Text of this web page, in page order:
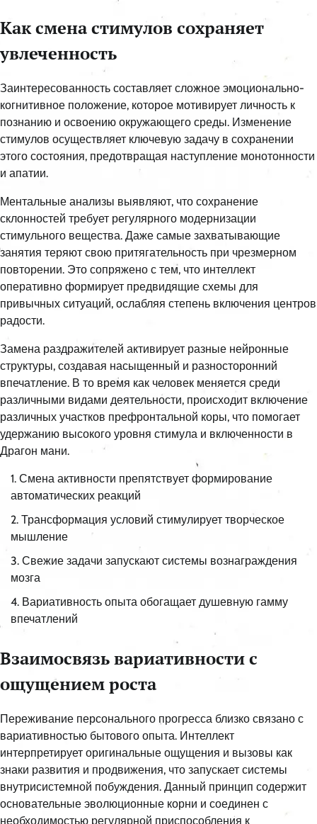
Как смена стимулов сохраняет
увлеченность
Заинтересованность составляет сложное эмоционально-
когнитивное положение, которое мотивирует личность к
познанию и освоению окружающего среды. Изменение
стимулов осуществляет ключевую задачу в сохранении
этого состояния, предотвращая наступление монотонности
и апатии.
Ментальные анализы выявляют, что сохранение
склонностей требует регулярного модернизации
стимульного вещества. Даже самые захватывающие
занятия теряют свою притягательность при чрезмерном
повторении. Это сопряжено с тем, что интеллект
оперативно формирует предвидящие схемы для
привычных ситуаций, ослабляя степень включения центров
радости.
Замена раздражителей активирует разные нейронные
структуры, создавая насыщенный и разносторонний
впечатление. В то время как человек меняется среди
различными видами деятельности, происходит включение
различных участков префронтальной коры, что помогает
удержанию высокого уровня стимула и включенности в
Драгон мани.
Смена активности препятствует формирование
автоматических реакций
Трансформация условий стимулирует творческое
мышление
Свежие задачи запускают системы вознаграждения
мозга
Вариативность опыта обогащает душевную гамму
впечатлений
Взаимосвязь вариативности с
ощущением роста
Переживание персонального прогресса близко связано с
вариативностью бытового опыта. Интеллект
интерпретирует оригинальные ощущения и вызовы как
знаки развития и продвижения, что запускает системы
внутрисистемной побуждения. Данный принцип содержит
основательные эволюционные корни и соединен с
необходимостью регулярной приспособления к